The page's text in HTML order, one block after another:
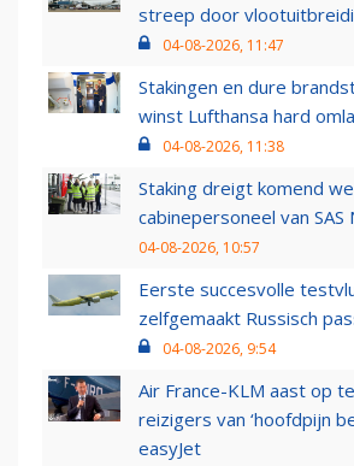
streep door
04-08-2026, 11:47
Stakingen en dure
winst Lufthansa hard
04-08-2026, 11:38
Staking dreigt komend
cabinepersoneel van
04-08-2026, 10:57
Eerste succesvolle
zelfgemaakt Russisch
04-08-2026, 9:54
Air France-KLM aast op
reizigers van ‘hoofdpijn
easyJet